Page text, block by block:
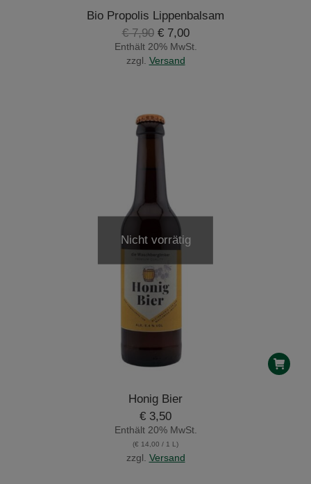
Bio Propolis Lippenbalsam
€7,90 Ursprünglicher
Preis
war:
€7,00Aktueller
Preis
Enthält 20% MwSt.
zzgl. Versand
Nicht vorrätig
Honig Bier
€ 3,50
Enthält 20% MwSt.
(€ 14,00 / 1 L)
zzgl. Versand